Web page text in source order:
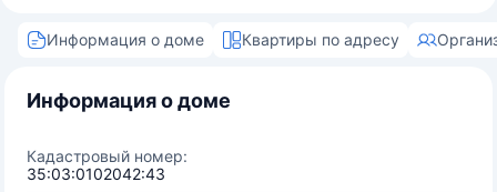
Информация о доме Квартиры по адресу
Информация о доме
Кадастровый номер:
35:03:0102042:43